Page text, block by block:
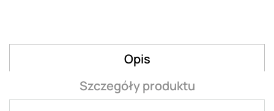
Opis
Szczegóły produktu